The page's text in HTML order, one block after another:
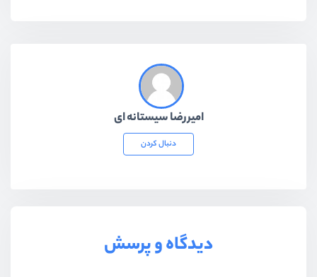
امیررضا سیستانه ای
دنبال کردن
دیدگاه و پرسش